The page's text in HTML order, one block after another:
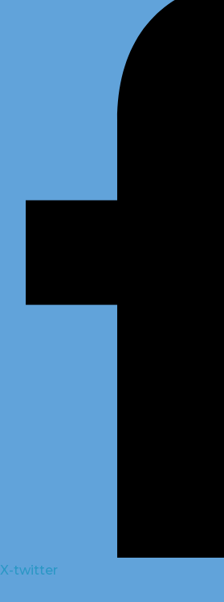
X-twitter